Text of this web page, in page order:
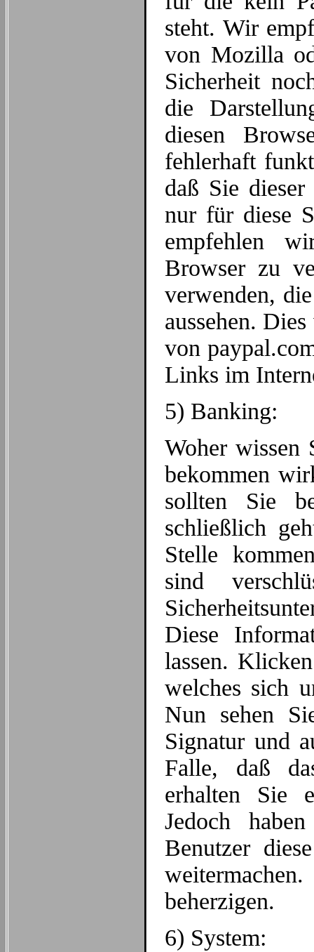
steht. Wir
von Mozilla
Sicherheit
die
diesen
fehlerhaft
daß Sie
nur für diese
empfehlen
Browser zu
verwenden,
aussehen.
von
Links im
5) Banking:
Woher wissen
bekommen
sollten Sie
schließlich
Stelle
sind
Diese
lassen.
welches sich
Nun sehen
Signatur und
Falle, daß
erhalten Sie
Jedoch
Benutzer
beherzigen.
6) System: